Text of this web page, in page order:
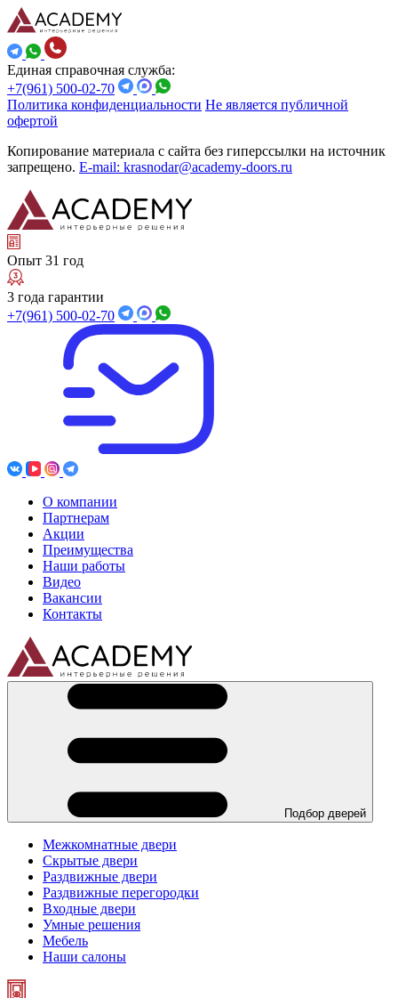
Единая справочная служба:
+7(961) 500-02-70
Политика конфиденциальности Не является публичной
офертой
Копирование материала с сайта без гиперссылки на источник
запрещено. E-mail: krasnodar@academy-doors.ru
Опыт 31 год
3 года гарантии
+7(961) 500-02-70
О компании
Партнерам
Акции
Преимущества
Наши работы
Видео
Вакансии
Контакты
Подбор дверей
Межкомнатные двери
Скрытые двери
Раздвижные двери
Раздвижные перегородки
Входные двери
Умные решения
Мебель
Наши салоны